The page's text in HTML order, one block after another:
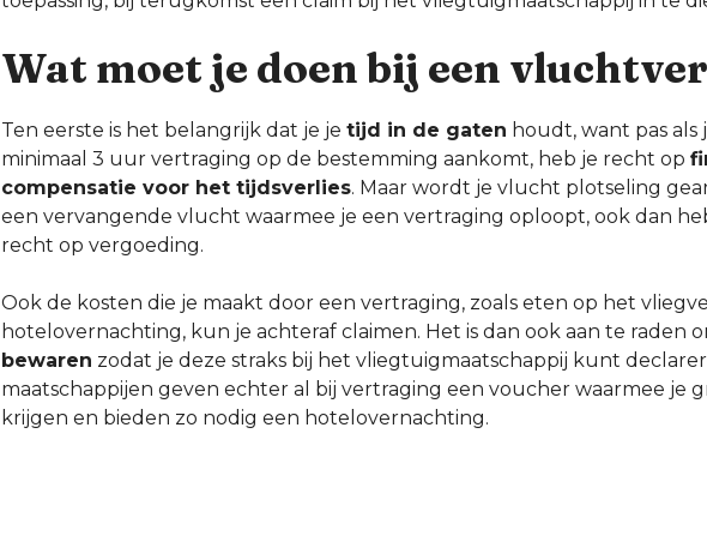
Wat moet je doen bij een
Ten eerste is het belangrijk dat je je tijd in de gaten houdt, want pas
minimaal 3 uur vertraging op de bestemming aankomt, heb je recht op
compensatie voor het tijdsverlies. Maar wordt je vlucht plotseling
een vervangende vlucht waarmee je een vertraging oploopt, ook dan
recht op vergoeding.
Ook de kosten die je maakt door een vertraging, zoals eten op het
hotelovernachting, kun je achteraf claimen. Het is dan ook aan te raden
bewaren zodat je deze straks bij het vliegtuigmaatschappij kunt
maatschappijen geven echter al bij vertraging een voucher waarmee je
krijgen en bieden zo nodig een hotelovernachting.